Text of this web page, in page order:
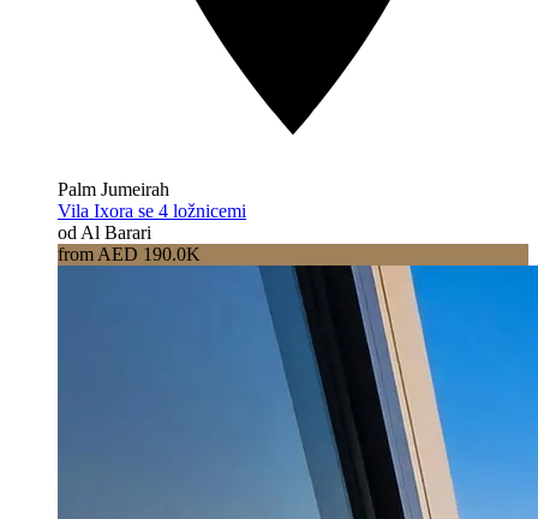
Palm Jumeirah
Vila Ixora se 4 ložnicemi
od Al Barari
from AED 190.0K